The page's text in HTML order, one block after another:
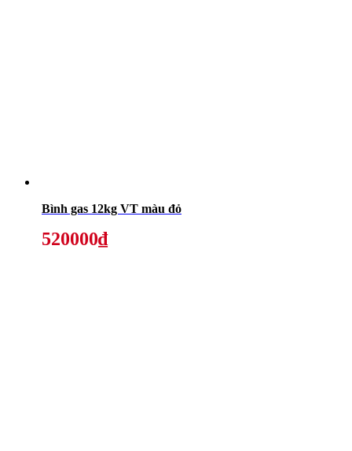
Bình gas 12kg VT màu đỏ
520000₫